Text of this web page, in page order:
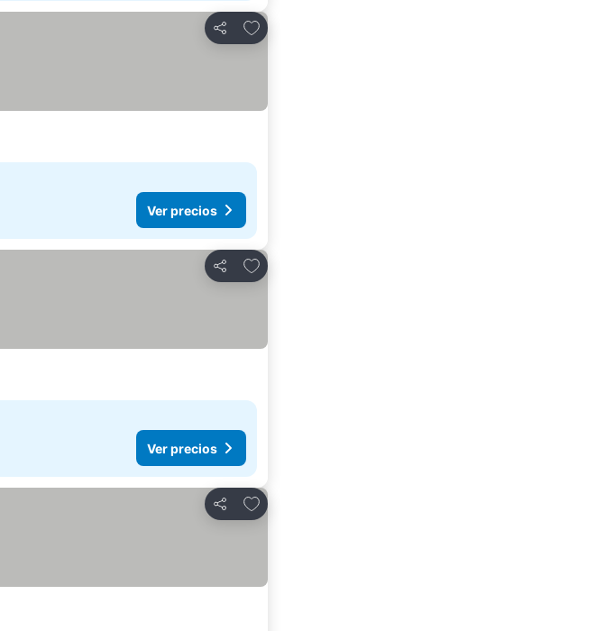
Compartir
Agregar a favoritos
Ver precios
Compartir
Agregar a favoritos
Ver precios
Compartir
Agregar a favoritos